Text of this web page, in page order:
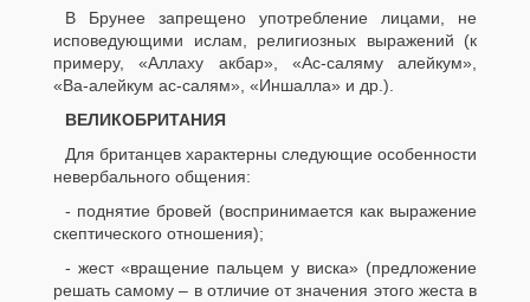
В Брунее запрещено употребление лицами, не
исповедующими ислам, религиозных выражений (к
примеру, «Аллаху акбар», «Ас-саляму алейкум»,
«Ва-алейкум ас-салям», «Иншалла» и др.).
ВЕЛИКОБРИТАНИЯ
Для британцев характерны следующие особенности
невербального общения:
- поднятие бровей (воспринимается как выражение
скептического отношения);
- жест «вращение пальцем у виска» (предложение
решать самому – в отличие от значения этого жеста в